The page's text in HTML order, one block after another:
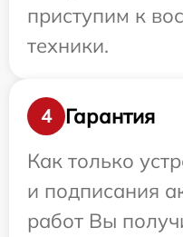
приступим к
техники.
4
Гарантия
Как только
и подписания
работ Вы